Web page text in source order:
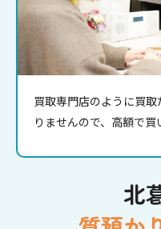
買取専門店のように買
りませんので、高額で買
北